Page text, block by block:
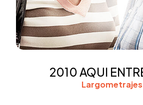
2010 AQUI
Largometrajes